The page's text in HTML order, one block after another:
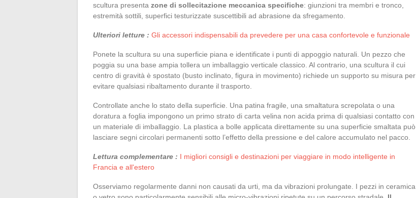
scultura presenta zone di sollecitazione meccanica specifiche: giunzioni tra membri e tronco,
estremità sottili, superfici testurizzate suscettibili ad abrasione da sfregamento.
Ulteriori letture : Gli accessori indispensabili da prevedere per una casa confortevole e funzionale
Ponete la scultura su una superficie piana e identificate i punti di appoggio naturali. Un pezzo che
poggia su una base ampia tollera un imballaggio verticale classico. Al contrario, una scultura il cui
centro di gravità è spostato (busto inclinato, figura in movimento) richiede un supporto su misura per
evitare qualsiasi ribaltamento durante il trasporto.
Controllate anche lo stato della superficie. Una patina fragile, una smaltatura screpolata o una
doratura a foglia impongono un primo strato di carta velina non acida prima di qualsiasi contatto con
un materiale di imballaggio. La plastica a bolle applicata direttamente su una superficie smaltata può
lasciare segni circolari permanenti sotto l’effetto della pressione e del calore accumulato nel pacco.
Lettura complementare : I migliori consigli e destinazioni per viaggiare in modo intelligente in
Francia e all'estero
Osserviamo regolarmente danni non causati da urti, ma da vibrazioni prolungate. I pezzi in ceramica